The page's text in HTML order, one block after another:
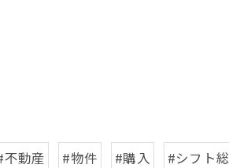
不動産 #物件 #購入 #シフト